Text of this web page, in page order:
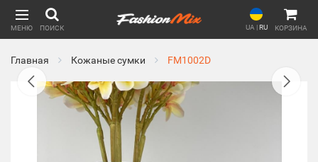
МЕНЮ ПОИСК UA |RU КОРЗИНА
Главная Кожаные сумки FM1002D